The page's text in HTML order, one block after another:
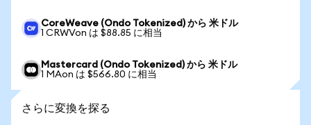
CoreWeave (Ondo Tokenized) から 米ドル
1 CRWVon は $88.85 に相当
Mastercard (Ondo Tokenized) から 米ドル
1 MAon は $566.80 に相当
さらに変換を探る